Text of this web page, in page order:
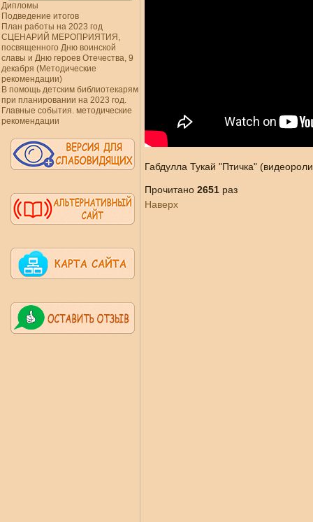
Дипломы
Подведение итогов
План работы на 2023 год
СЦЕНАРИЙ МЕРОПРИЯТИЯ,
посвященного Дню воинской
славы и Дню героев Отечества, 9
декабря (Методические
рекомендации)
В помощь детским библиотекарям
при планировании на 2023 год.
Главные события. методические
рекомендации
Габдулла Тукай "Птичка"
Прочитано 2651 раз
Наверх